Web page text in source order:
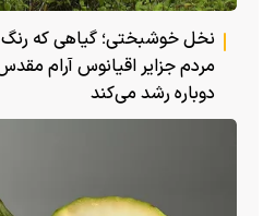
نخل خوشبختی؛ گیاهی که
مردم جزایر اقیانوس آرام
دوباره رشد می‌کند